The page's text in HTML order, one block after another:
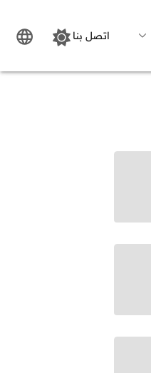
اتصل بنا